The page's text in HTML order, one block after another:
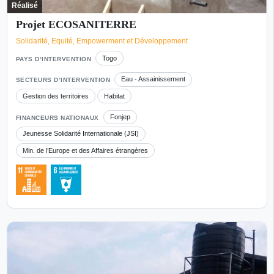
Réalisé
Projet ECOSANITERRE
Solidarité, Equité, Empowerment et Développement
PAYS D’INTERVENTION Togo
SECTEURS D’INTERVENTION Eau - Assainissement
Gestion des territoires Habitat
FINANCEURS NATIONAUX Fonjep
Jeunesse Solidarité Internationale (JSI)
Min. de l’Europe et des Affaires étrangères